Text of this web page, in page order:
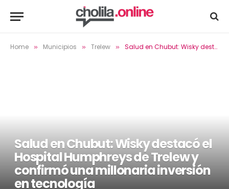
Home » Municipios » Trelew » Salud en Chubut: Wisky destacó el Hospital Humphreys de Trelew y confirmó una millonaria inversión en tecnología
Salud en Chubut: Wisky destacó el
Hospital Humphreys de Trelew y
confirmó una millonaria inversión
en tecnología